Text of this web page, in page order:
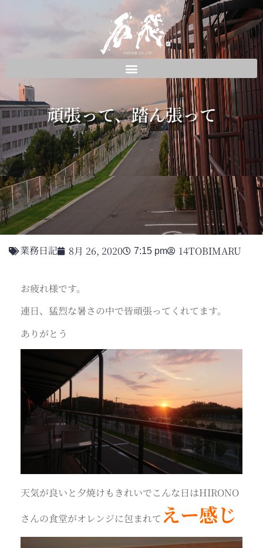
頑張って、踏ん張って
業務日記 8月 26, 2020 7:15 pm 14TOBIMARU
お疲れ様です。
連日、猛烈な暑さの中で皆頑張ってくれてます。
ありがとう
天気が良いと夕焼けもきれいでこんな日はHIRONO
さんの食堂がオレンジに包まれて えー感じ